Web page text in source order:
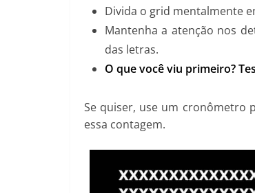
Divida o grid mentalmente
Mantenha a atenção nos
das letras.
O que você viu primeiro?
Se quiser, use um cronômetro
essa contagem.